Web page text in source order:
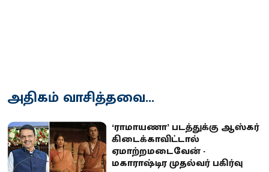
அதிகம் வாசித்தவை...
‘ராமாயணா’ படத்துக்கு ஆஸ்கர்
கிடைக்காவிட்டால்
ஏமாற்றமடைவேன் -
மகாராஷ்டிர முதல்வர் பகிர்வு